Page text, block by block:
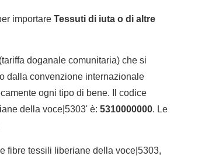
importare Tessuti di iuta o di altre
(tariffa doganale comunitaria) che si
dalla convenzione internazionale
ogni tipo di bene. Il codice
della voce|5303' è: 5310000000. Le
fibre tessili liberiane della voce|5303,